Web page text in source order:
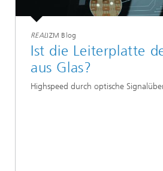
REALIZM Blog
Ist die Leiterplatte
aus Glas?
Highspeed durch optische